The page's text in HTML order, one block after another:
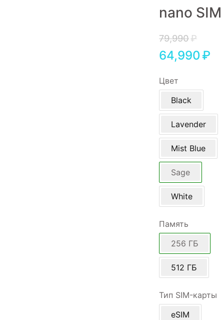
nano SIM
79,990₽
64,990₽
Цвет
Black
Lavender
Mist Blue
Sage
White
Память
256 ГБ
512 ГБ
Тип SIM-карты
eSIM